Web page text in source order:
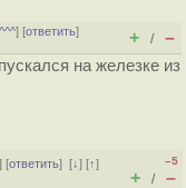
^^^] [ответить]
+ / –
на железке из
] [ответить][↓] [↑]
–5
+ / –